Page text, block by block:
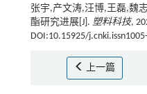
张宇,产文涛,汪博,王磊,魏
酯研究进展[J]. 塑料科技,
DOI:10.15925/
上一篇